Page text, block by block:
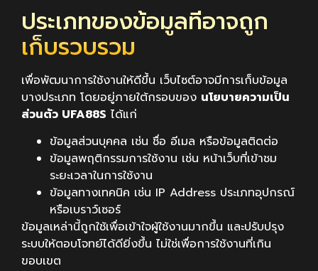
ประเภทของข้อมูลที่อาจถูก
เก็บรวบรวม
เพื่อพัฒนาการใช้งานให้ดีขึ้น เว็บไซต์อาจมีการเก็บข้อมูล
บางประเภท โดยอยู่ภายใต้กรอบของ นโยบายความเป็น
ส่วนตัว UFA88S ได้แก่
ข้อมูลส่วนบุคคล เช่น ชื่อ อีเมล หรือข้อมูลติดต่อ
ข้อมูลพฤติกรรมการใช้งาน เช่น หน้าเว็บที่เข้าชม
ระยะเวลาในการใช้งาน
ข้อมูลทางเทคนิค เช่น IP Address ประเภทอุปกรณ์
หรือเบราว์เซอร์
ข้อมูลเหล่านี้ถูกใช้เพื่อเข้าใจผู้ใช้งานมากขึ้น และปรับปรุง
ระบบให้ตอบโจทย์ได้ดียิ่งขึ้น ไม่ใช่เพื่อการใช้งานที่เกิน
ขอบเขต